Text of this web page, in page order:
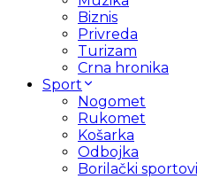
Biznis
Privreda
Turizam
Crna hronika
Sport
Nogomet
Rukomet
Košarka
Odbojka
Borilački sportovi